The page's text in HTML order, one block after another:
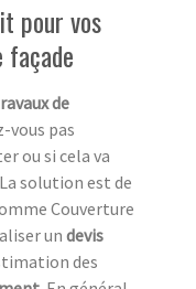
pour vos
façade
de
vous pas
ou si cela va
solution est de
Couverture
undevis
des